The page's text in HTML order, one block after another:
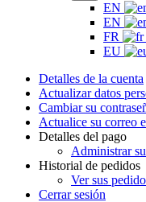
EN
EN
FR
EU
Detalles de la cuenta
Actualizar datos
Cambiar su
Actualice su correo
Detalles del pago
Administrar
Historial de pedidos
Ver sus
Cerrar sesión